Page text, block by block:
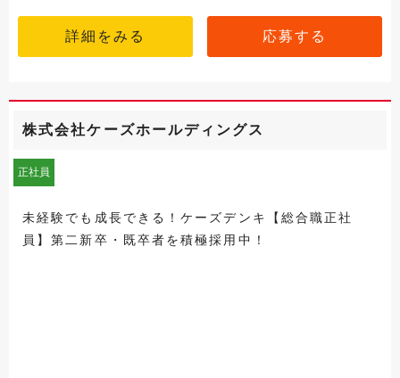
詳細をみる 応募する
株式会社ケーズホールディングス
正社員
未経験でも成長できる！ケーズデンキ【総合職正社
員】第二新卒・既卒者を積極採用中！